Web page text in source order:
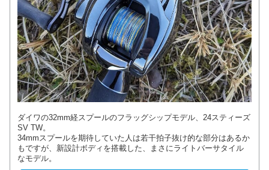
ダイワの32mm経スプールのフラッグシップモデル、24スティーズ
SV TW。
34mmスプールを期待していた人は若干拍子抜け的な部分はあるか
もですが、新設計ボディを搭載した、まさにライトバーサタイル
なモデル。